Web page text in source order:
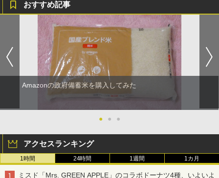
おすすめ記事
Amazonの政府備蓄米を購入してみた
● ● ●
アクセスランキング
1時間 24時間 1週間 1カ月
ミスド「Mrs. GREEN APPLE」のコラボドーナツ4種、いよいよ